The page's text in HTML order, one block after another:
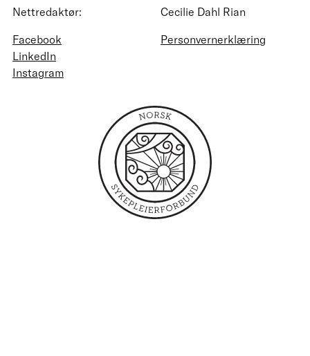
Nettredaktør:
Cecilie Dahl Rian
Facebook
LinkedIn
Instagram
Personvernerklæring